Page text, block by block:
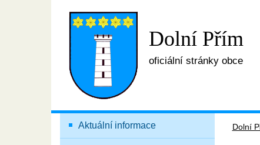
Dolní Přím
oficiální stránky obce
Aktuální informace Dolní